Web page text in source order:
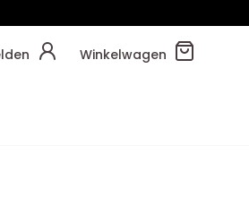
Winkelwagen